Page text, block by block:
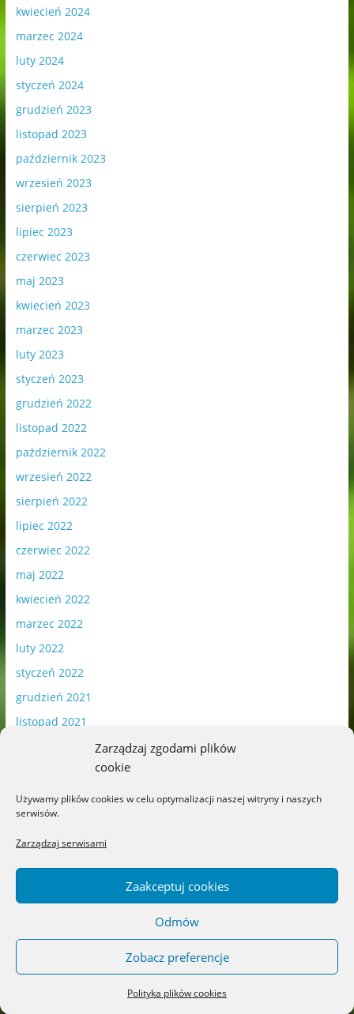
Zarządzaj zgodami plików
cookie
Używamy plików cookies w celu optymalizacji naszej witryny i naszych
serwisów.
Zarządzaj serwisami
Zaakceptuj cookies
Odmów
Zobacz preferencje
Polityka plików cookies
kwiecień 2024
marzec 2024
luty 2024
styczeń 2024
grudzień 2023
listopad 2023
październik 2023
wrzesień 2023
sierpień 2023
lipiec 2023
czerwiec 2023
maj 2023
kwiecień 2023
marzec 2023
luty 2023
styczeń 2023
grudzień 2022
listopad 2022
październik 2022
wrzesień 2022
sierpień 2022
lipiec 2022
czerwiec 2022
maj 2022
kwiecień 2022
marzec 2022
luty 2022
styczeń 2022
grudzień 2021
listopad 2021
październik 2021
sierpień 2021
lipiec 2021
czerwiec 2021
maj 2021
luty 2021